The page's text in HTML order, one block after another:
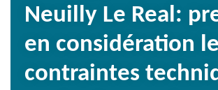
Neuilly Le Real:
en considération
contraintes